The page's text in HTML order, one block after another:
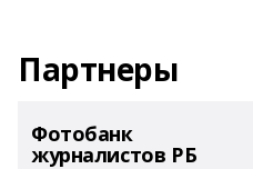
Партнеры
Фотобанк
журналистов РБ